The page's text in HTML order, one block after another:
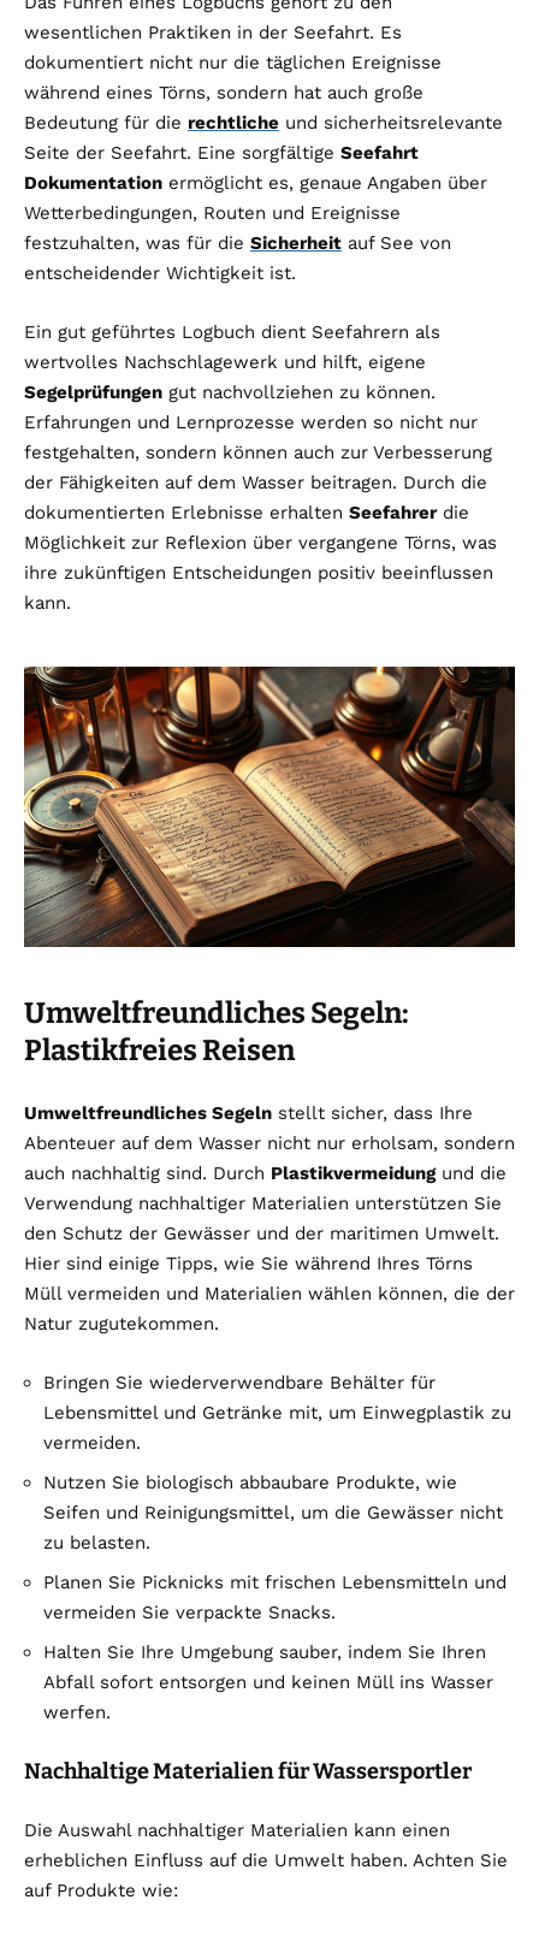
wesentlichen Praktiken in der Seefahrt. Es
dokumentiert nicht nur die täglichen Ereignisse
während eines Törns, sondern hat auch große
Bedeutung für die rechtliche und sicherheitsrelevante
Seite der Seefahrt. Eine sorgfältige Seefahrt
Dokumentation ermöglicht es, genaue Angaben über
Wetterbedingungen, Routen und Ereignisse
festzuhalten, was für die Sicherheit auf See von
entscheidender Wichtigkeit ist.
Ein gut geführtes Logbuch dient Seefahrern als
wertvolles Nachschlagewerk und hilft, eigene
Segelprüfungen gut nachvollziehen zu können.
Erfahrungen und Lernprozesse werden so nicht nur
festgehalten, sondern können auch zur Verbesserung
der Fähigkeiten auf dem Wasser beitragen. Durch die
dokumentierten Erlebnisse erhalten Seefahrerdie
Möglichkeit zur Reflexion über vergangene Törns, was
ihre zukünftigen Entscheidungen positiv beeinflussen
kann.
Umweltfreundliches Segeln:
Plastikfreies Reisen
Umweltfreundliches Segeln stellt sicher, dass Ihre
Abenteuer auf dem Wasser nicht nur erholsam, sondern
auch nachhaltig sind. Durch Plastikvermeidungund die
Verwendung nachhaltiger Materialien unterstützen Sie
den Schutz der Gewässer und der maritimen Umwelt.
Hier sind einige Tipps, wie Sie während Ihres Törns
Müll vermeiden und Materialien wählen können, die der
Natur zugutekommen.
Bringen Sie wiederverwendbare Behälter für
Lebensmittel und Getränke mit, um Einwegplastik zu
vermeiden.
Nutzen Sie biologisch abbaubare Produkte, wie
Seifen und Reinigungsmittel, um die Gewässer nicht
zu belasten.
Planen Sie Picknicks mit frischen Lebensmitteln und
vermeiden Sie verpackte Snacks.
Halten Sie Ihre Umgebung sauber, indem Sie Ihren
Abfall sofort entsorgen und keinen Müll ins Wasser
werfen.
Nachhaltige Materialien für Wassersportler
Die Auswahl nachhaltiger Materialien kann einen
erheblichen Einfluss auf die Umwelt haben. Achten Sie
auf Produkte wie: